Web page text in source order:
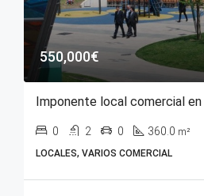
550,000€
Imponente local comercial en
0 2 0 360.0 m²
LOCALES, VARIOS COMERCIAL